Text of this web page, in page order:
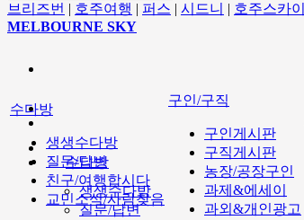
브리즈번 | 호주여행 | 퍼스 | 시드니 | 호주스카이
MELBOURNE SKY
수다방
생생수다방
질문/답변
수다방
생생수다방
질문/답변
친구/여행합시다
교민소식/사람찾음
구인/구직
구인게시판
구직게시판
농장/공장구인
과제&에세이
과외&개인광고